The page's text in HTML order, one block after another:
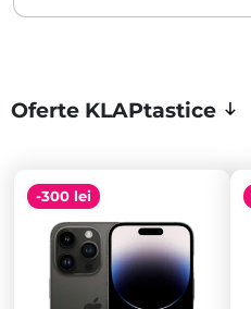
Oferte KLAPtastice
-300 lei